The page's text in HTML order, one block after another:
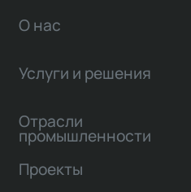
О нас
Услуги и решения
Отрасли
промышленности
Проекты